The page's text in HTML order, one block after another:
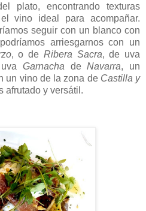
plato, encontrando texturas
vino ideal para acompañar.
seguir con un blanco con
arriesgarnos con un
, o de Ribera Sacra, de uva
Garnacha deNavarra, un
un vino de la zona de Castilla y
afrutado y versátil.